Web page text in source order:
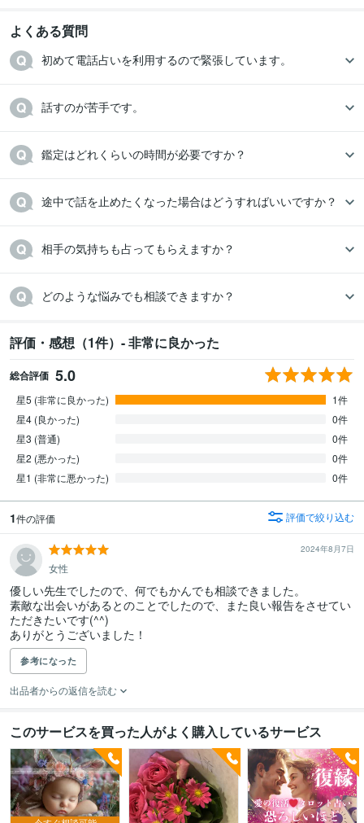
よくある質問
初めて電話占いを利用するので緊張しています。
話すのが苦手です。
鑑定はどれくらいの時間が必要ですか？
途中で話を止めたくなった場合はどうすればいいですか？
相手の気持ちも占ってもらえますか？
どのような悩みでも相談できますか？
評価・感想（1件）- 非常に良かった
総合評価 5.0
星5 (非常に良かった)
1件
星4 (良かった)
0件
星3 (普通)
0件
星2 (悪かった)
0件
星1 (非常に悪かった)
0件
1件の評価 評価で絞り込む
2024年8月7日
女性
優しい先生でしたので、何でもかんでも相談できました。
素敵な出会いがあるとのことでしたので、また良い報告をさせてい
ただきたいです(^^)
ありがとうございました！
参考になった
出品者からの返信を読む
このサービスを買った人がよく購入しているサービス